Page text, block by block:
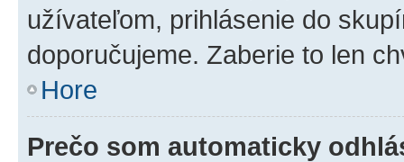
užívateľom, prihlásenie do
doporučujeme. Zaberie to len
Hore
Prečo som automaticky